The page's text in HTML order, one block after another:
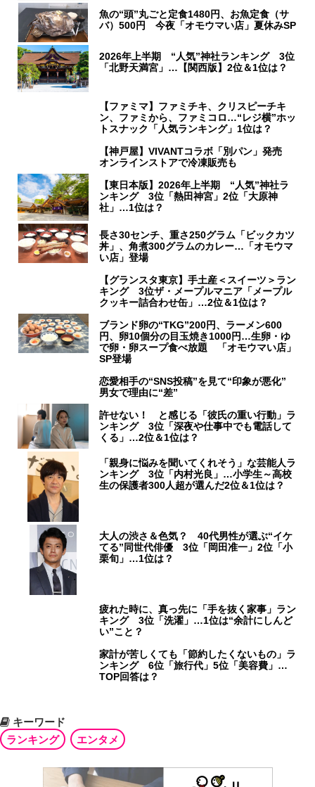
魚の“頭”丸ごと定食1480円、お魚定食（サ
バ）500円 今夜「オモウマい店」夏休みSP
2026年上半期 “人気”神社ランキング 3位
「北野天満宮」…【関西版】2位＆1位は？
【ファミマ】ファミチキ、クリスピーチキ
ン、ファミから、ファミコロ…“レジ横”ホッ
トスナック「人気ランキング」1位は？
【神戸屋】VIVANTコラボ「別パン」発売
オンラインストアで冷凍販売も
【東日本版】2026年上半期 “人気”神社ラ
ンキング 3位「熱田神宮」2位「大原神
社」…1位は？
長さ30センチ、重さ250グラム「ビックカツ
丼」、角煮300グラムのカレー…「オモウマ
い店」登場
【グランスタ東京】手土産＜スイーツ＞ラン
キング 3位ザ・メープルマニア「メープル
クッキー詰合わせ缶」…2位＆1位は？
ブランド卵の“TKG”200円、ラーメン600
円、卵10個分の目玉焼き1000円…生卵・ゆ
で卵・卵スープ食べ放題 「オモウマい店」
SP登場
恋愛相手の“SNS投稿”を見て“印象が悪化”
男女で理由に“差”
許せない！ と感じる「彼氏の重い行動」ラ
ンキング 3位「深夜や仕事中でも電話して
くる」…2位＆1位は？
「親身に悩みを聞いてくれそう」な芸能人ラ
ンキング 3位「内村光良」…小学生～高校
生の保護者300人超が選んだ2位＆1位は？
大人の渋さ＆色気？ 40代男性が選ぶ“イケ
てる”同世代俳優 3位「岡田准一」2位「小
栗旬」…1位は？
疲れた時に、真っ先に「手を抜く家事」ラン
キング 3位「洗濯」…1位は“余計にしんど
い”こと？
家計が苦しくても「節約したくないもの」ラ
ンキング 6位「旅行代」5位「美容費」…
TOP回答は？
キーワード
ランキング
エンタメ